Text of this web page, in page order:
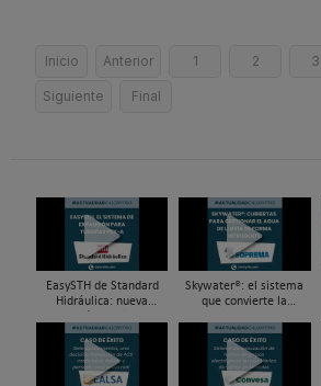
Inicio Anterior 1 2 3
Siguiente Final
EasySTH de Standard
Hidráulica: nueva
de expansión para
tuberías PEX
Skywater®: el sistema
que convierte la
infraestructura activa de
gestión del agua...